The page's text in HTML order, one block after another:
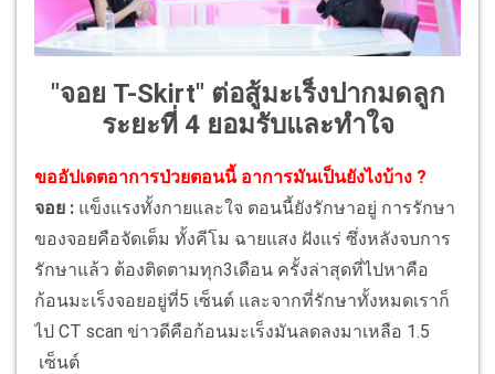
"จอย T-Skirt" ต่อสู้มะเร็งปากมดลูก
ระยะที่ 4 ยอมรับและทำใจ
ขออัปเดตอาการป่วยตอนนี้ อาการมันเป็นยังไงบ้าง ?
จอย : แข็งแรงทั้งกายและใจ ตอนนี้ยังรักษาอยู่ การรักษา
ของจอยคือจัดเต็ม ทั้งคีโม ฉายแสง ฝังแร่ ซึ่งหลังจบการ
รักษาแล้ว ต้องติดตามทุก3เดือน ครั้งล่าสุดที่ไปหาคือ
ก้อนมะเร็งจอยอยู่ที่5 เซ็นต์ และจากที่รักษาทั้งหมดเราก็
ไป CT scan ข่าวดีคือก้อนมะเร็งมันลดลงมาเหลือ 1.5
เซ็นต์